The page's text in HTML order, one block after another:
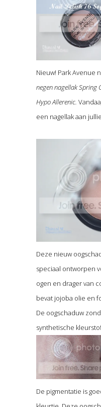
Nieuw! Park Avenue
negen nagellak Spring
Hypo Allerenic.
een nagellak aan
Deze nieuw
speciaal ontworpen
ogen en drager van
bevat jojoba olie en
De oogschaduw
synthetische
De pigmentatie is